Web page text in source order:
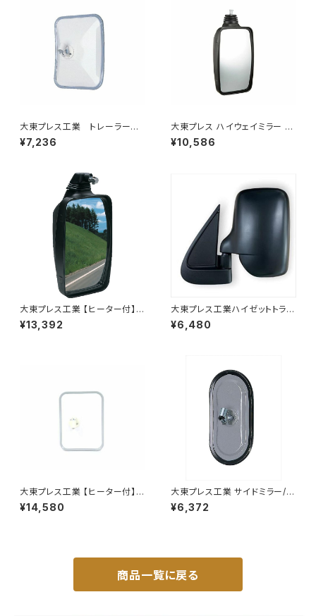
大東プレス工業 トレーラーミ
ラー UD L013 NS角型
左 DI-58
¥7,236
大東プレス ハイウェイミラー 10
00R DI-6121AXY
¥10,586
大東プレス工業 【ヒーター付】ハ
イウェイミラー ヒーター付 100
¥13,392
大東プレス工業ハイゼットトラッ
ク S201C S211C S201P S211
Pサイドミラー/ドアミラー (助手
¥6,480
大東プレス工業 【ヒーター付】
サイドミラー/バックミラー トレ
¥14,580
大東プレス工業 サイドミラー/バ
ックミラー77年いすゞ 300 L0
04 小判 DI-75
¥6,372
商品一覧に戻る